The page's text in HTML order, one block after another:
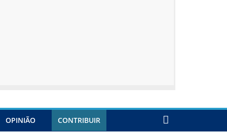
OPINIÃO CONTRIBUIR